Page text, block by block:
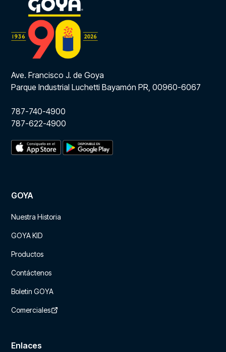
Ave. Francisco J. de Goya
Parque Industrial Luchetti Bayamón PR, 00960-6067
787-740-4900
787-622-4900
GOYA
Nuestra Historia
GOYA KID
Productos
Contáctenos
Boletin GOYA
Comerciales
Enlaces